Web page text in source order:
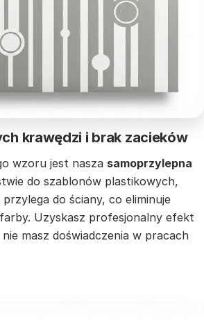
krawędzi i brak zacieków
wzoru jest nasza samoprzylepna
do szablonów plastikowych,
do ściany, co eliminuje
Uzyskasz profesjonalny efekt
masz doświadczenia w pracach